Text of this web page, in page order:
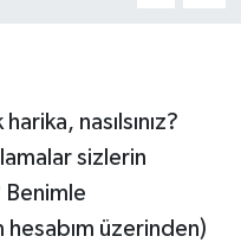
nasılsınız?
sizlerin
Benimle
hesabım üzerinden)